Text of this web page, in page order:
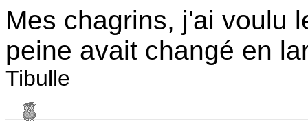
Mes chagrins, j'ai voulu
peine avait changé en
Tibulle